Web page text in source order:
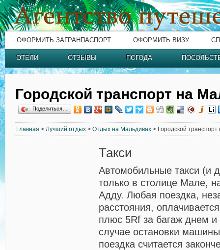
ОФОРМИТЬ ЗАГРАНПАСПОРТ ОФОРМИТЬ ВИЗУ
ОТЕЛИ ОТЗЫВЫ ПОГОДА
Городской транспорт на
Поделиться…
Главная > Лучший отдых > Отдых на Мальдивах > Городской
Такси
Автомобильные такси (и
только в столице Мале,
Адду. Любая поездка,
расстояния,
плюс 5Rf за багаж днем
случае остановки
поездка считается